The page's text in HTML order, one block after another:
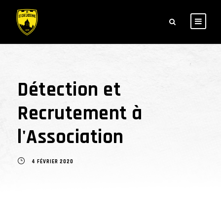
Détection et
Recrutement à
l'Association
4 FÉVRIER 2020